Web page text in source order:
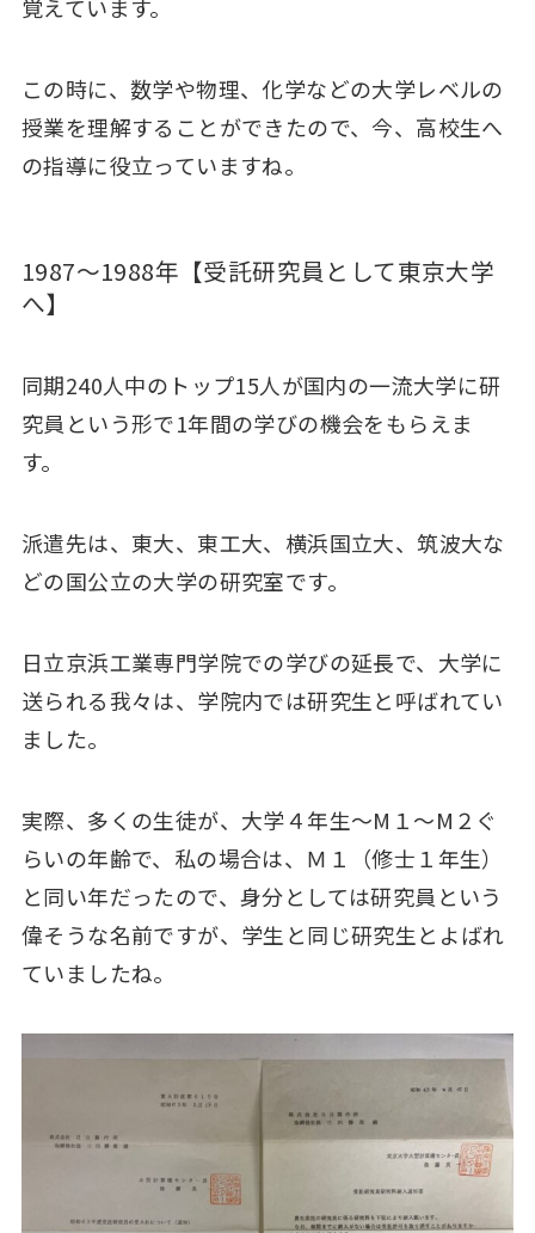
覚えています。
この時に、数学や物理、化学などの大学レベルの
授業を理解することができたので、今、高校生へ
の指導に役立っていますね。
1987～1988年【受託研究員として東京大学
へ】
同期240人中のトップ15人が国内の一流大学に研
究員という形で1年間の学びの機会をもらえま
す。
派遣先は、東大、東工大、横浜国立大、筑波大な
どの国公立の大学の研究室です。
日立京浜工業専門学院での学びの延長で、大学に
送られる我々は、学院内では研究生と呼ばれてい
ました。
実際、多くの生徒が、大学４年生～M１～M２ぐ
らいの年齢で、私の場合は、Ｍ１（修士１年生）
と同い年だったので、身分としては研究員という
偉そうな名前ですが、学生と同じ研究生とよばれ
ていましたね。